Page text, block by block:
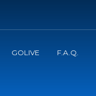
GOLIVE F.A.Q.